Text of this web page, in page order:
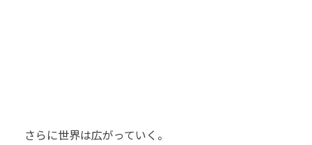
さらに世界は広がっていく。